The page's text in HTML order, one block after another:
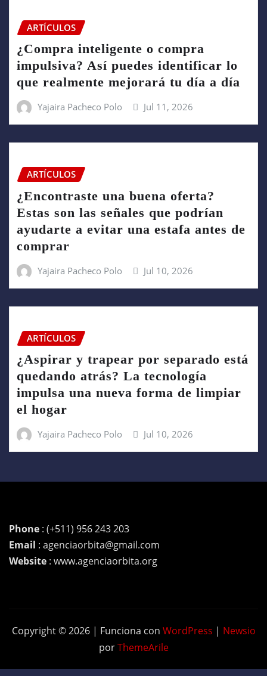
ARTÍCULOS
¿Compra inteligente o compra
impulsiva? Así puedes identificar lo
que realmente mejorará tu día a día
Yajaira Pacheco Polo Jul 11, 2026
ARTÍCULOS
¿Encontraste una buena oferta?
Estas son las señales que podrían
ayudarte a evitar una estafa antes de
comprar
Yajaira Pacheco Polo Jul 10, 2026
ARTÍCULOS
¿Aspirar y trapear por separado está
quedando atrás? La tecnología
impulsa una nueva forma de limpiar
el hogar
Yajaira Pacheco Polo Jul 10, 2026
Phone : (+511) 956 243 203
Email : agenciaorbita@gmail.com
Website : www.agenciaorbita.org
Copyright © 2026 | Funciona con WordPress | Newsio
porThemeArile